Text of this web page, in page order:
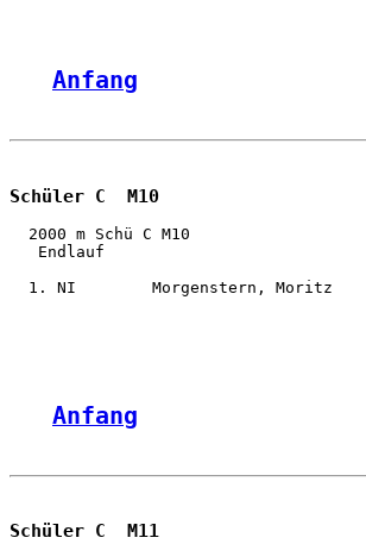
Anfang
Schüler C  M10
2000 m Schü C M10
   Endlauf
1. NI        Morgenstern, Moritz
Anfang
Schüler C  M11